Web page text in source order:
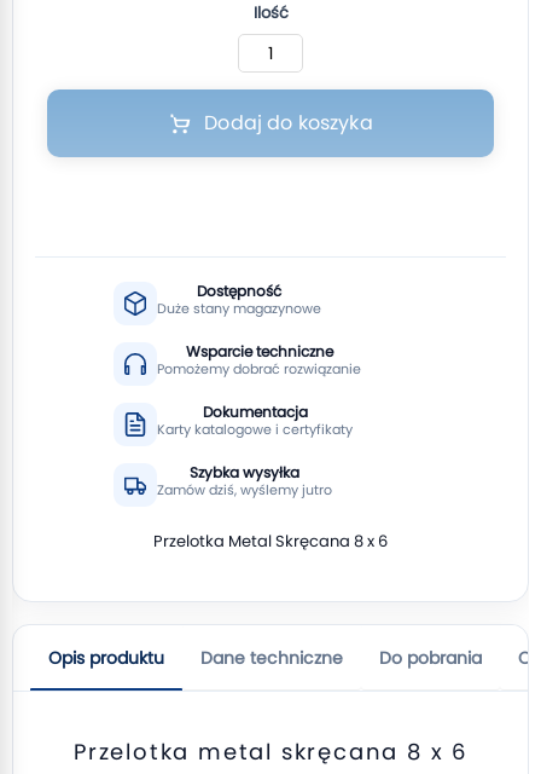
Ilość
Dodaj do koszyka
Dostępność
Duże stany magazynowe
Wsparcie techniczne
Pomożemy dobrać rozwiązanie
Dokumentacja
Karty katalogowe i certyfikaty
Szybka wysyłka
Zamów dziś, wyślemy jutro
Przelotka Metal Skręcana 8 x 6
Opis produktu Dane techniczne Do pobrania
Przelotka metal skręcana 8 x 6